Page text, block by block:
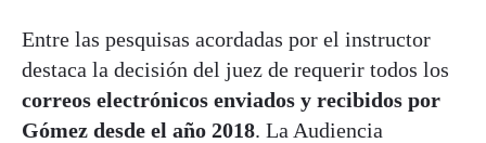
Entre las pesquisas acordadas por el instructor
destaca la decisión del juez de requerir todos los
correos electrónicos enviados y recibidos por
Gómez desde el año 2018. La Audiencia